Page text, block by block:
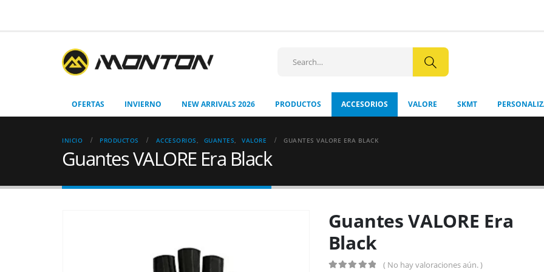
OFERTAS INVIERNO NEW ARRIVALS 2026 PRODUCTOS ACCESORIOS VALORE SKMT
INICIO PRODUCTOS ACCESORIOS GUANTES VALORE GUANTES VALORE ERA BLACK
Guantes VALORE Era Black
Guantes VALORE Era
Black
( No hay valoraciones aún. )